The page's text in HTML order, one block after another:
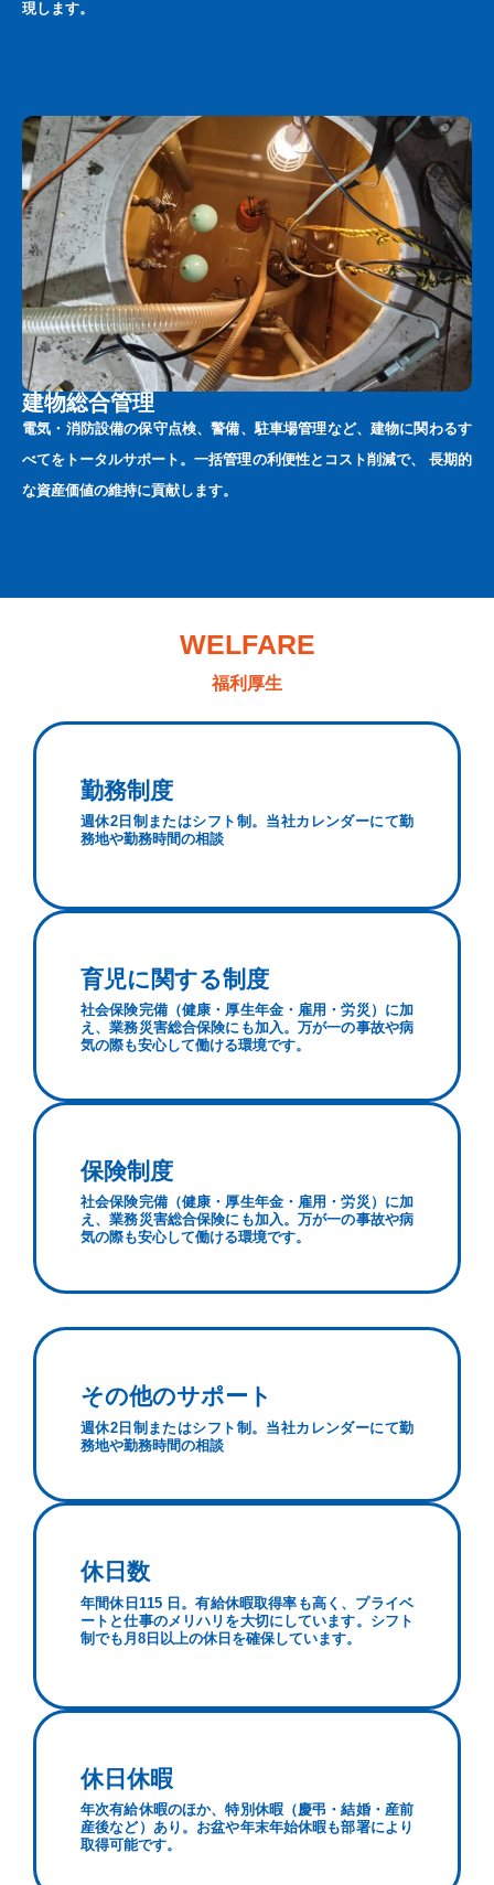
現します。
建物総合管理
電気・消防設備の保守点検、警備、駐車場管理など、建物に関わるす
べてをトータルサポート。一括管理の利便性とコスト削減で、 長期的
な資産価値の維持に貢献します。
WELFARE
福利厚生
勤務制度
週休2日制またはシフト制。当社カレンダーにて勤
務地や勤務時間の相談
育児に関する制度
社会保険完備（健康・厚生年金・雇用・労災）に加
え、業務災害総合保険にも加入。万が一の事故や病
気の際も安心して働ける環境です。
保険制度
社会保険完備（健康・厚生年金・雇用・労災）に加
え、業務災害総合保険にも加入。万が一の事故や病
気の際も安心して働ける環境です。
その他のサポート
週休2日制またはシフト制。当社カレンダーにて勤
務地や勤務時間の相談
休日数
年間休日115 日。有給休暇取得率も高く、プライベ
ートと仕事のメリハリを大切にしています。シフト
制でも月8日以上の休日を確保しています。
休日休暇
年次有給休暇のほか、特別休暇（慶弔・結婚・産前
産後など）あり。お盆や年末年始休暇も部署により
取得可能です。